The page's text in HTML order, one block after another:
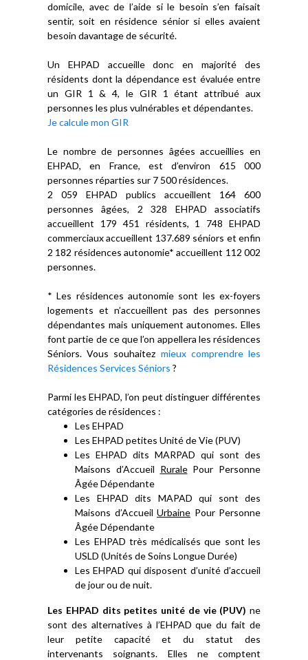
domicile, avec de l’aide si le besoin s’en faisait
sentir, soit en résidence sénior si elles avaient
besoin davantage de sécurité.
Un EHPAD accueille donc en majorité des
résidents dont la dépendance est évaluée entre
un GIR 1 & 4, le GIR 1 étant attribué aux
personnes les plus vulnérables et dépendantes.
Je calcule mon GIR
Le nombre de personnes âgées accueillies en
EHPAD, en France, est d’environ 615 000
personnes réparties sur 7 500 résidences.
2 059 EHPAD publics accueillent 164 600
personnes âgées, 2 328 EHPAD associatifs
accueillent 179 451 résidents, 1 748 EHPAD
commerciaux accueillent 137.689 séniors et enfin
2 182 résidences autonomie* accueillent 112 002
personnes.
* Les résidences autonomie sont les ex-foyers
logements et n’accueillent pas des personnes
dépendantes mais uniquement autonomes. Elles
font partie de ce que l’on appellera les résidences
Séniors. Vous souhaitez mieux comprendre les
Résidences Services Séniors ?
Parmi les EHPAD, l’on peut distinguer différentes
catégories de résidences :
Les EHPAD
Les EHPAD petites Unité de Vie (PUV)
Les EHPAD dits MARPAD qui sont des
Maisons d’Accueil RuralePour Personne
Âgée Dépendante
Les EHPAD dits MAPAD qui sont des
Maisons d’Accueil Urbaine Pour Personne
Âgée Dépendante
Les EHPAD très médicalisés que sont les
USLD (Unités de Soins Longue Durée)
Les EHPAD qui disposent d’unité d’accueil
de jour ou de nuit.
Les EHPAD dits petites unité de vie (PUV) ne
sont des alternatives à l’EHPAD que du fait de
leur petite capacité et du statut des
intervenants soignants. Elles ne comptent